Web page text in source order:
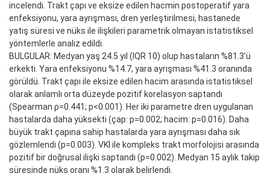
incelendi. Trakt çapı ve eksize edilen hacmin postoperatif yara
enfeksiyonu, yara ayrışması, dren yerleştirilmesi, hastanede
yatış süresi ve nüks ile ilişkileri parametrik olmayan istatistiksel
yöntemlerle analiz edildi.
BULGULAR: Medyan yaş 24.5 yıl (IQR 10) olup hastaların %81.3’ü
erkekti. Yara enfeksiyonu %14.7, yara ayrışması %41.3 oranında
görüldü. Trakt çapı ile eksize edilen hacim arasında istatistiksel
olarak anlamlı orta düzeyde pozitif korelasyon saptandı
(Spearman ρ=0.441; p<0.001). Her iki parametre dren uygulanan
hastalarda daha yüksekti (çap: p=0.002; hacim: p=0.016). Daha
büyük trakt çapına sahip hastalarda yara ayrışması daha sık
gözlemlendi (p=0.003). VKİ ile kompleks trakt morfolojisi arasında
pozitif bir doğrusal ilişki saptandı (p=0.002). Medyan 15 aylık takip
süresinde nüks oranı %1.3 olarak belirlendi.